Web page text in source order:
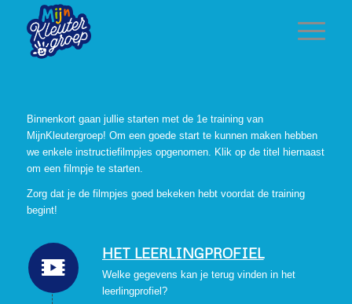
Binnenkort gaan jullie starten met de 1e training van
MijnKleutergroep! Om een goede start te kunnen maken hebben
we enkele instructiefilmpjes opgenomen. Klik op de titel hiernaast
om een filmpje te starten.
Zorg dat je de filmpjes goed bekeken hebt voordat de training
begint!
HET LEERLINGPROFIEL
Welke gegevens kan je terug vinden in het
leerlingprofiel?